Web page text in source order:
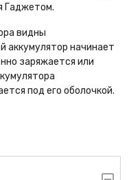
Гаджетом.
видны
аккумулятор начинает
заряжается или
под его оболочкой.